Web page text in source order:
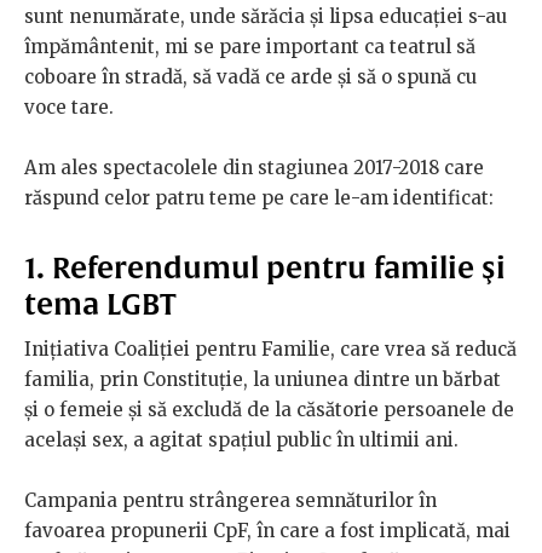
sunt nenumărate, unde sărăcia şi lipsa educaţiei s-au
împământenit, mi se pare important ca teatrul să
coboare în stradă, să vadă ce arde şi să o spună cu
voce tare.
Am ales spectacolele din stagiunea 2017-2018 care
răspund celor patru teme pe care le-am identificat:
1. Referendumul pentru familie şi
tema LGBT
Inițiativa Coaliției pentru Familie, care vrea să reducă
familia, prin Constituție, la uniunea dintre un bărbat
și o femeie și să excludă de la căsătorie persoanele de
același sex, a agitat spaţiul public în ultimii ani.
Campania pentru strângerea semnăturilor în
favoarea propunerii CpF, în care a fost implicată, mai